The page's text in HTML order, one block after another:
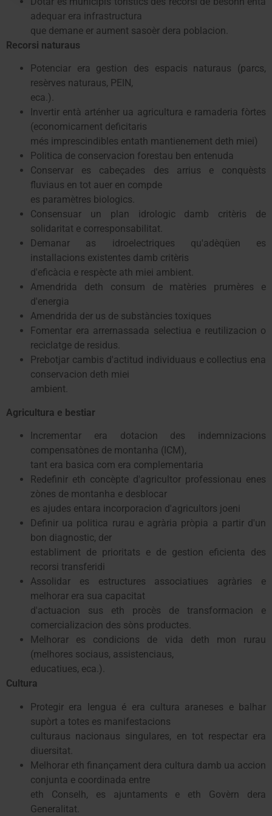
adequar era infrastructura
que demane er aument sasoèr dera poblacion.
Recorsi naturaus
Potenciar era gestion des espacis naturaus (parcs,
resèrves naturaus, PEIN,
eca.).
Invertir entà arténher ua agricultura e ramaderia fòrtes
(economicarnent deficitaris
més imprescindibles entath mantienement deth miei)
Politica de conservacion forestau ben entenuda
Conservar es cabeçades des arrius e conquèsts
fluviaus en tot auer en compde
es paramètres biologics.
Consensuar un plan idrologic damb critèris de
solidaritat e corresponsabilitat.
Demanar as idroelectriques qu'adèqüen es
installacions existentes damb critèris
d'eficàcia e respècte ath miei ambient.
Amendrida deth consum de matèries prumères e
d'energia
Amendrida der us de substàncies toxiques
Fomentar era arrernassada selectiua e reutilizacion o
reciclatge de residus.
Prebotjar cambis d'actitud individuaus e collectius ena
conservacion deth miei
ambient.
Agricultura e bestiar
Incrementar era dotacion des indemnizacions
compensatònes de montanha (ICM),
tant era basica com era complementaria
Redefinir eth concèpte d'agricultor professionau enes
zònes de montanha e desblocar
es ajudes entara incorporacion d'agricultors joeni
Definir ua politica rurau e agrària pròpia a partir d'un
bon diagnostic, der
establiment de prioritats e de gestion eficienta des
recorsi transferidi
Assolidar es estructures associatiues agràries e
melhorar era sua capacitat
d'actuacion sus eth procès de transformacion e
comercializacion des sòns productes.
Melhorar es condicions de vida deth mon rurau
(melhores sociaus, assistenciaus,
educatiues, eca.).
Cultura
Protegir era lengua é era cultura araneses e balhar
supòrt a totes es manifestacions
culturaus nacionaus singulares, en tot respectar era
diuersitat.
Melhorar eth finançament dera cultura damb ua accion
conjunta e coordinada entre
eth Conselh, es ajuntaments e eth Govèrn dera
Generalitat.